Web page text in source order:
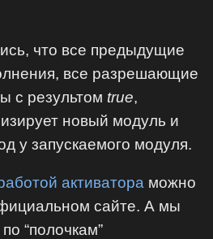
что все предыдущие
все разрешающие
с результом true,
новый модуль и
у запускаемого модуля.
активатора можно
сайте. А мы
“полочкам”